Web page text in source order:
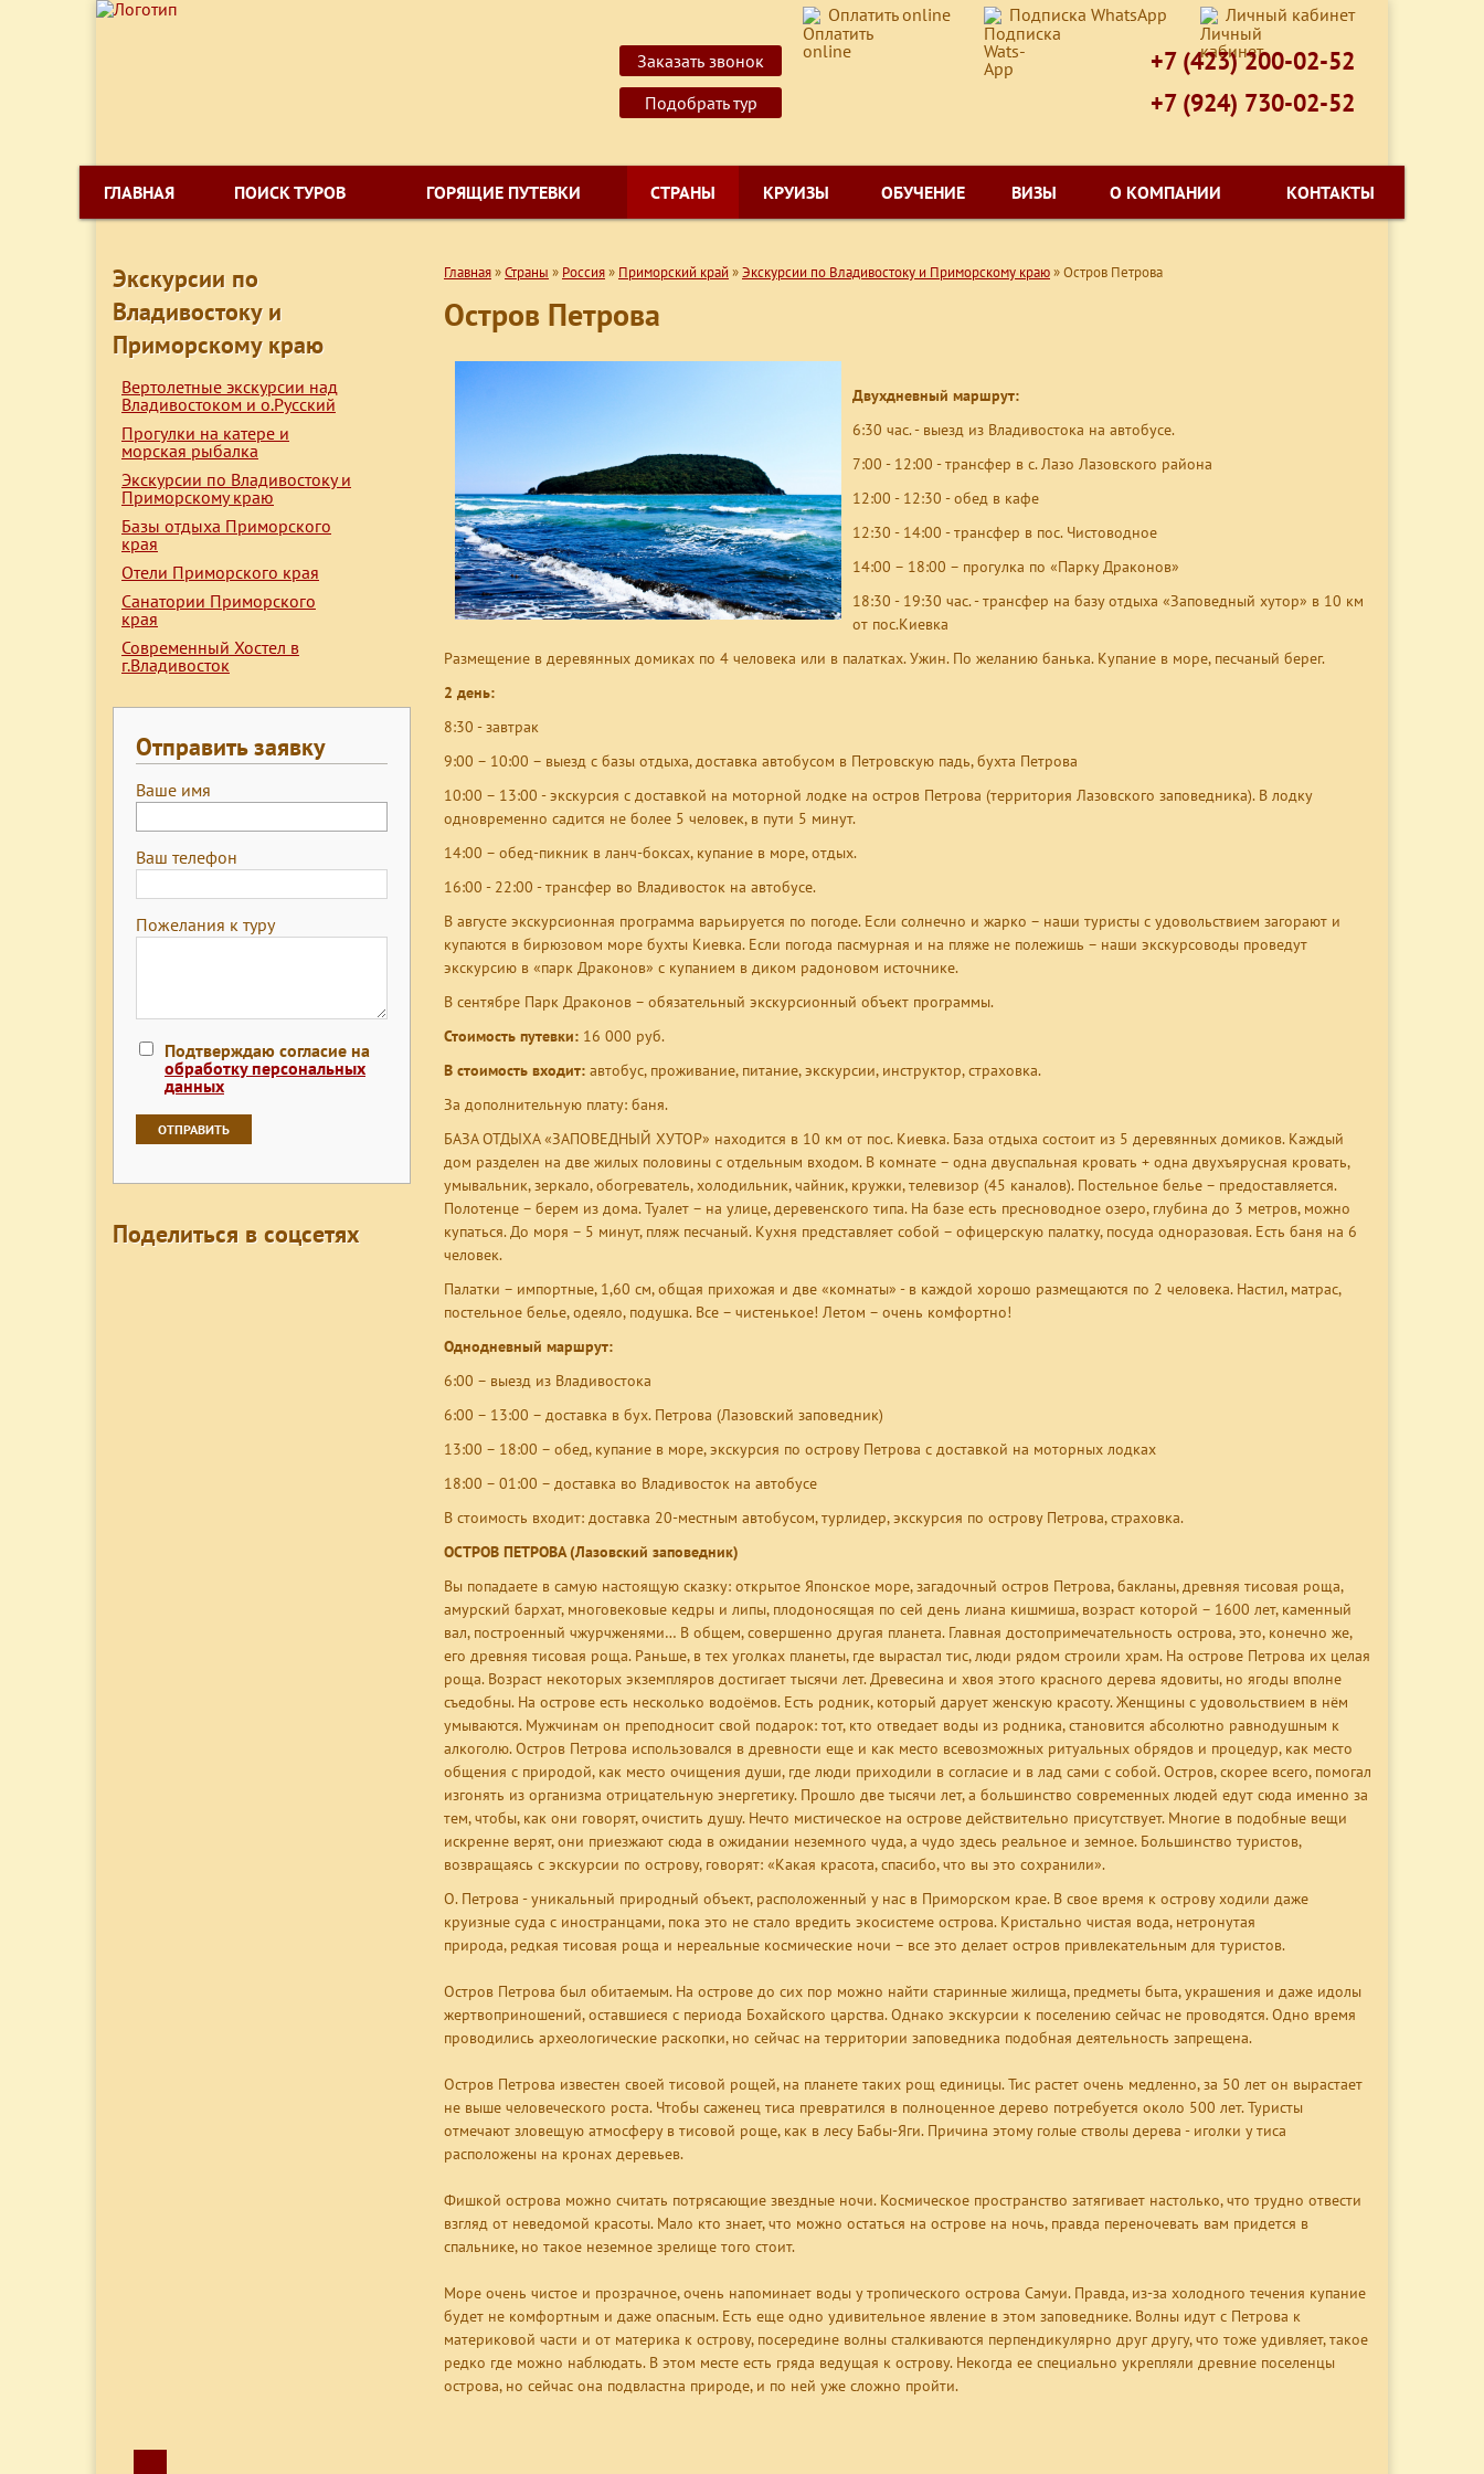
Оплатить online Подписка WhatsApp Личный кабинет
Заказать звонок
Подобрать тур
+7 (423) 200-02-52
+7 (924) 730-02-52
ГЛАВНАЯ ПОИСК ТУРОВ ГОРЯЩИЕ ПУТЕВКИ СТРАНЫ КРУИЗЫ ОБУЧЕНИЕ ВИЗЫ О КОМПАНИИ КОНТАКТЫ
Экскурсии по
Владивостоку и
Приморскому краю
Вертолетные экскурсии над
Владивостоком и о.Русский
Прогулки на катере и
морская рыбалка
Экскурсии по Владивостоку и
Приморскому краю
Базы отдыха Приморского
края
Отели Приморского края
Санатории Приморского
края
Современный Хостел в
г.Владивосток
Отправить заявку
Ваше имя
Ваш телефон
Пожелания к туру
Подтверждаю согласие на
обработку персональных
данных
Поделиться в соцсетях
Главная»Страны » Россия» Приморский край »Экскурсии по Владивостоку и Приморскому краю»Остров Петрова
Остров Петрова
Двухдневный маршрут:
6:30 час. - выезд из Владивостока на автобусе.
7:00 - 12:00 - трансфер в с. Лазо Лазовского района
12:00 - 12:30 - обед в кафе
12:30 - 14:00 - трансфер в пос. Чистоводное
14:00 – 18:00 – прогулка по «Парку Драконов»
18:30 - 19:30 час. - трансфер на базу отдыха «Заповедный хутор» в 10 км
от пос.Киевка
Размещение в деревянных домиках по 4 человека или в палатках. Ужин. По желанию банька. Купание в море, песчаный берег.
2 день:
8:30 - завтрак
9:00 – 10:00 – выезд с базы отдыха, доставка автобусом в Петровскую падь, бухта Петрова
10:00 – 13:00 - экскурсия с доставкой на моторной лодке на остров Петрова (территория Лазовского заповедника). В лодку
одновременно садится не более 5 человек, в пути 5 минут.
14:00 – обед-пикник в ланч-боксах, купание в море, отдых.
16:00 - 22:00 - трансфер во Владивосток на автобусе.
В августе экскурсионная программа варьируется по погоде. Если солнечно и жарко – наши туристы с удовольствием загорают и
купаются в бирюзовом море бухты Киевка. Если погода пасмурная и на пляже не полежишь – наши экскурсоводы проведут
экскурсию в «парк Драконов» с купанием в диком радоновом источнике.
В сентябре Парк Драконов – обязательный экскурсионный объект программы.
Стоимость путевки: 16 000 руб.
В стоимость входит: автобус, проживание, питание, экскурсии, инструктор, страховка.
За дополнительную плату: баня.
БАЗА ОТДЫХА «ЗАПОВЕДНЫЙ ХУТОР» находится в 10 км от пос. Киевка. База отдыха состоит из 5 деревянных домиков. Каждый
дом разделен на две жилых половины с отдельным входом. В комнате – одна двуспальная кровать + одна двухъярусная кровать,
умывальник, зеркало, обогреватель, холодильник, чайник, кружки, телевизор (45 каналов). Постельное белье – предоставляется.
Полотенце – берем из дома. Туалет – на улице, деревенского типа. На базе есть пресноводное озеро, глубина до 3 метров, можно
купаться. До моря – 5 минут, пляж песчаный. Кухня представляет собой – офицерскую палатку, посуда одноразовая. Есть баня на 6
человек.
Палатки – импортные, 1,60 см, общая прихожая и две «комнаты» - в каждой хорошо размещаются по 2 человека. Настил, матрас,
постельное белье, одеяло, подушка. Все – чистенькое! Летом – очень комфортно!
Однодневный маршрут:
6:00 – выезд из Владивостока
6:00 – 13:00 – доставка в бух. Петрова (Лазовский заповедник)
13:00 – 18:00 – обед, купание в море, экскурсия по острову Петрова с доставкой на моторных лодках
18:00 – 01:00 – доставка во Владивосток на автобусе
В стоимость входит: доставка 20-местным автобусом, турлидер, экскурсия по острову Петрова, страховка.
ОСТРОВ ПЕТРОВА (Лазовский заповедник)
Вы попадаете в самую настоящую сказку: открытое Японское море, загадочный остров Петрова, бакланы, древняя тисовая роща,
амурский бархат, многовековые кедры и липы, плодоносящая по сей день лиана кишмиша, возраст которой – 1600 лет, каменный
вал, построенный чжурчженями… В общем, совершенно другая планета. Главная достопримечательность острова, это, конечно же,
его древняя тисовая роща. Раньше, в тех уголках планеты, где вырастал тис, люди рядом строили храм. На острове Петрова их целая
роща. Возраст некоторых экземпляров достигает тысячи лет. Древесина и хвоя этого красного дерева ядовиты, но ягоды вполне
съедобны. На острове есть несколько водоёмов. Есть родник, который дарует женскую красоту. Женщины с удовольствием в нём
умываются. Мужчинам он преподносит свой подарок: тот, кто отведает воды из родника, становится абсолютно равнодушным к
алкоголю. Остров Петрова использовался в древности еще и как место всевозможных ритуальных обрядов и процедур, как место
общения с природой, как место очищения души, где люди приходили в согласие и в лад сами с собой. Остров, скорее всего, помогал
изгонять из организма отрицательную энергетику. Прошло две тысячи лет, а большинство современных людей едут сюда именно за
тем, чтобы, как они говорят, очистить душу. Нечто мистическое на острове действительно присутствует. Многие в подобные вещи
искренне верят, они приезжают сюда в ожидании неземного чуда, а чудо здесь реальное и земное. Большинство туристов,
возвращаясь с экскурсии по острову, говорят: «Какая красота, спасибо, что вы это сохранили».
О. Петрова - уникальный природный объект, расположенный у нас в Приморском крае. В свое время к острову ходили даже
круизные суда с иностранцами, пока это не стало вредить экосистеме острова. Кристально чистая вода, нетронутая
природа, редкая тисовая роща и нереальные космические ночи – все это делает остров привлекательным для туристов.
Остров Петрова был обитаемым. На острове до сих пор можно найти старинные жилища, предметы быта, украшения и даже идолы
жертвоприношений, оставшиеся с периода Бохайского царства. Однако экскурсии к поселению сейчас не проводятся. Одно время
проводились археологические раскопки, но сейчас на территории заповедника подобная деятельность запрещена.
Остров Петрова известен своей тисовой рощей, на планете таких рощ единицы. Тис растет очень медленно, за 50 лет он вырастает
не выше человеческого роста. Чтобы саженец тиса превратился в полноценное дерево потребуется около 500 лет. Туристы
отмечают зловещую атмосферу в тисовой роще, как в лесу Бабы-Яги. Причина этому голые стволы дерева - иголки у тиса
расположены на кронах деревьев.
Фишкой острова можно считать потрясающие звездные ночи. Космическое пространство затягивает настолько, что трудно отвести
взгляд от неведомой красоты. Мало кто знает, что можно остаться на острове на ночь, правда переночевать вам придется в
спальнике, но такое неземное зрелище того стоит.
Море очень чистое и прозрачное, очень напоминает воды у тропического острова Самуи. Правда, из-за холодного течения купание
будет не комфортным и даже опасным. Есть еще одно удивительное явление в этом заповеднике. Волны идут с Петрова к
материковой части и от материка к острову, посередине волны сталкиваются перпендикулярно друг другу, что тоже удивляет, такое
редко где можно наблюдать. В этом месте есть гряда ведущая к острову. Некогда ее специально укрепляли древние поселенцы
острова, но сейчас она подвластна природе, и по ней уже сложно пройти.